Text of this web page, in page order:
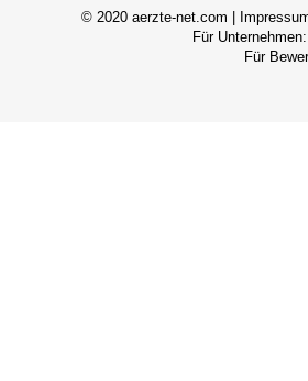
© 2020 aerzte-net.com |
Für Unternehmen:
Für